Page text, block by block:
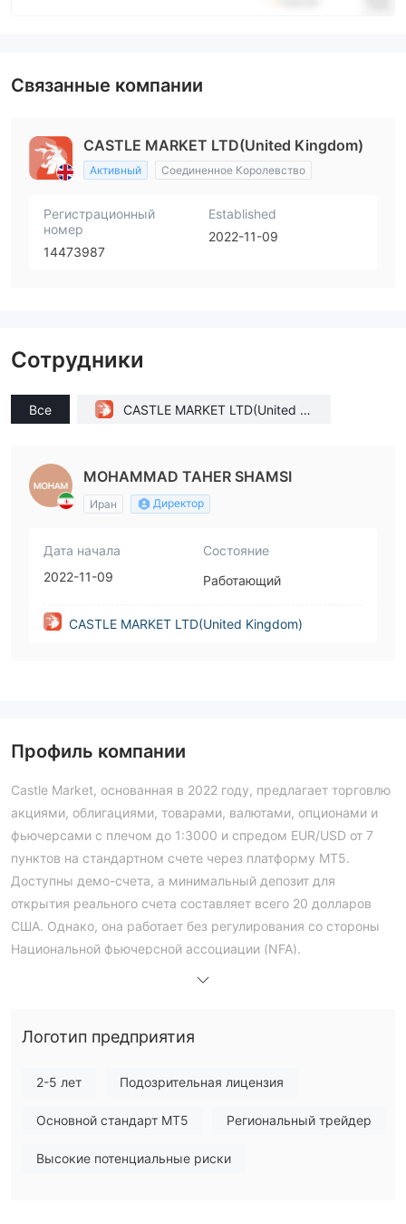
Связанные компании
CASTLE MARKET LTD(United Kingdom)
Активный Соединенное Королевство
Регистрационный
номер
14473987
Established
2022-11-09
Сотрудники
Все
CASTLE MARKET LTD(United Ki
MOHAMMAD TAHER SHAMSI
Иран Директор
Дата начала
2022-11-09
Состояние
Работающий
CASTLE MARKET LTD(United Kingdom)
Профиль компании
Castle Market, основанная в 2022 году, предлагает торговлю
акциями, облигациями, товарами, валютами, опционами и
фьючерсами с плечом до 1:3000 и спредом EUR/USD от 7
пунктов на стандартном счете через платформу MT5.
Доступны демо-счета, а минимальный депозит для
открытия реального счета составляет всего 20 долларов
США. Однако, она работает без регулирования со стороны
Национальной фьючерсной ассоциации (NFA).
Castle Market Легитимность
Финансовой службой проведения операций (FCA)
номером 15950041. Однако, эта лицензия была
Castle Market предлагает более 60 валютных пар, акций,
Логотип предприятия
2-5 лет Подозрительная лицензия
Основной стандарт MT5 Региональный трейдер
Высокие потенциальные риски